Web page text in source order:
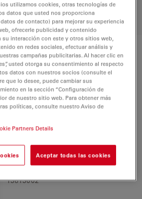
QUOTE
con
premium.
DM750 BF 4 Obj HI Plan
Koehler Outfit
13613002
1
utilizamos cookies, otras tecnologías de
datos que usted nos proporciona
de contacto) para mejorar su experiencia
ofrecerle publicidad y contenido
su interacción con este y otros sitios web,
en redes sociales, efectuar análisis y
campañas publicitarias. Al hacer clic en
usted otorga su consentimiento al respecto
datos con nuestros socios (consulte el
que lo desee, puede cambiar sus
en la sección “Configuración de
de nuestro sitio web. Para obtener más
políticas, consulte nuestro Aviso de
Partners Details
Aceptar todas las cookies